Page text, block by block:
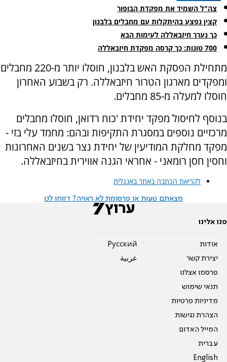
צה"ל השמיד את מפקדת הבופור
קצין נפצע בהיתקלות עם מחבלים בלבנון
כך נערך חיזבאללה לעימות הבא
700 טונות: כך קרסה מפקדת חיזבאללה
מתחילת הפסקת האש בלבנון, חוסלו יותר מ-220 מחבלים
ומפקדים מארגון הטרור חיזבאללה. רק בשבוע האחרון
חוסלו למעלה מ-85 מחבלים.
בנוסף לחיסול מפקד יחידת 'כוח רדואן, חוסלו מחבלים
מרכזיים נוספים במסגרת התקיפות ובהם: מחמד עלי בזי -
מפקד מחלקת המודיעין של יחידת נצר בשנים האחרונות
וחסין חסן רומאני - אחראי הגנה אווירית בחיזבאללה.
לקריאת הכתבה באתר באנגלית
מצאתם טעות או פרסומת לא ראויה? דווחו לנו
פנו אלינו
אודות
יצירת קשר
פרסמו אצלנו
תנאי שימוש
מדיניות פרטיות
הצהרת נגישות
המייל האדום
עברית
English
Pусский
عربية